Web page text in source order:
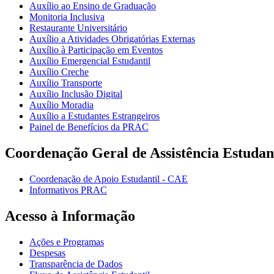
Auxílio ao Ensino de Graduação
Monitoria Inclusiva
Restaurante Universitário
Auxílio a Atividades Obrigatórias Externas
Auxílio à Participação em Eventos
Auxílio Emergencial Estudantil
Auxílio Creche
Auxílio Transporte
Auxílio Inclusão Digital
Auxílio Moradia
Auxílio a Estudantes Estrangeiros
Painel de Benefícios da PRAC
Coordenação Geral de Assistência
Coordenação de Apoio Estudantil - CAE
Informativos PRAC
Acesso à Informação
Ações e Programas
Despesas
Transparência de Dados